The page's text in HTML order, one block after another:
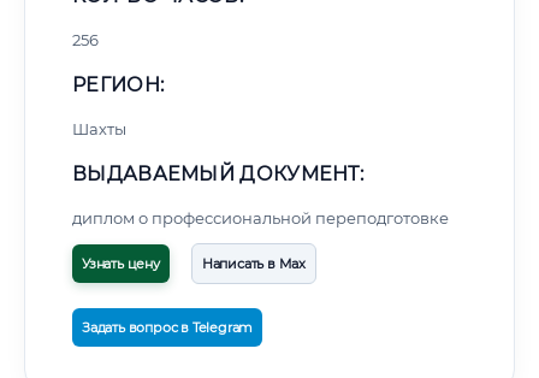
256
РЕГИОН:
Шахты
ВЫДАВАЕМЫЙ ДОКУМЕНТ:
диплом о профессиональной переподготовке
Узнать цену Написать в Max
Задать вопрос в Telegram